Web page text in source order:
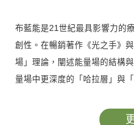
布藍能是21世紀最具影響力的
創性。在暢銷著作《光之手》
場」理論，闡述能量場的結構
量場中更深度的「哈拉層」與
新近的能量療法提供了訊息與指